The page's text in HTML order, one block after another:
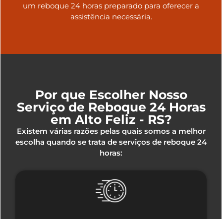
um reboque 24 horas preparado para oferecer a
assistência necessária.
Por que Escolher Nosso
Serviço de Reboque 24 Horas
em Alto Feliz - RS?
Existem várias razões pelas quais somos a melhor
escolha quando se trata de serviços de reboque 24
horas: